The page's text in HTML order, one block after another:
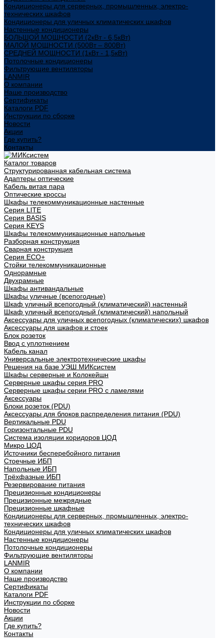
Кондиционеры для серверных, промышленных, электро-
технических шкафов
Кондиционеры для уличных климатических шкафов
Настенные кондиционеры
БОЛЬШОЙ МОЩНОСТИ (2кВт - 6,5кВт)
МАЛОЙ МОЩНОСТИ (500Вт – 800Вт)
СРЕДНЕЙ МОЩНОСТИ (1кВт - 1,5кВт)
Потолочные кондиционеры
Фильтрующие вентиляторы
LANMIR
О компании
Наше производство
Сертификаты
Каталоги PDF
Инструкции по сборке
Новости
Акции
Где купить?
Контакты
Каталог товаров
Структурированная кабельная система
Адаптеры оптические
Кабель витая пара
Оптические кроссы
Шкафы телекоммуникационные настенные
Cерия LITE
Cерия BASIS
Cерия KEYS
Шкафы телекоммуникационные напольные
Разборная конструкция
Сварная конструкция
Серия ECO+
Стойки телекоммуникационные
Однорамные
Двухрамные
Шкафы антивандальные
Шкафы уличные (всепогодные)
Шкаф уличный всепогодный (климатический) настенный
Шкаф уличный всепогодный (климатический) напольный
Аксессуары для уличных всепогодных (климатических) шкафов
Аксессуары для шкафов и стоек
Блок розеток
Ввод с уплотнением
Кабель канал
Универсальные электротехнические шкафы
Решения на базе УЭШ МИКсистем
Шкафы серверные и Колокейшн
Серверные шкафы серия PRO
Серверные шкафы серии PRO с ламелями
Аксессуары
Блоки розеток (PDU)
Аксессуары для блоков распределения питания (PDU)
Вертикальные PDU
Горизонтальные PDU
Система изоляции коридоров ЦОД
Микро ЦОД
Источники бесперебойного питания
Стоечные ИБП
Напольные ИБП
Трёхфазные ИБП
Резервирование питания
Прецизионные кондиционеры
Прецизионные межрядные
Прецизионные шкафные
Кондиционеры для серверных, промышленных, электро-
технических шкафов
Кондиционеры для уличных климатических шкафов
Настенные кондиционеры
Потолочные кондиционеры
Фильтрующие вентиляторы
LANMIR
О компании
Наше производство
Сертификаты
Каталоги PDF
Инструкции по сборке
Новости
Акции
Где купить?
Контакты